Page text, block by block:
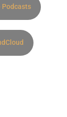
Podcasts